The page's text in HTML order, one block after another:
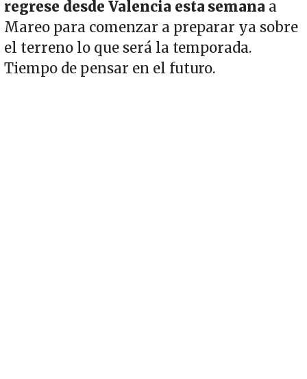
regrese desde Valencia esta semana a
Mareo para comenzar a preparar ya sobre
el terreno lo que será la temporada.
Tiempo de pensar en el futuro.